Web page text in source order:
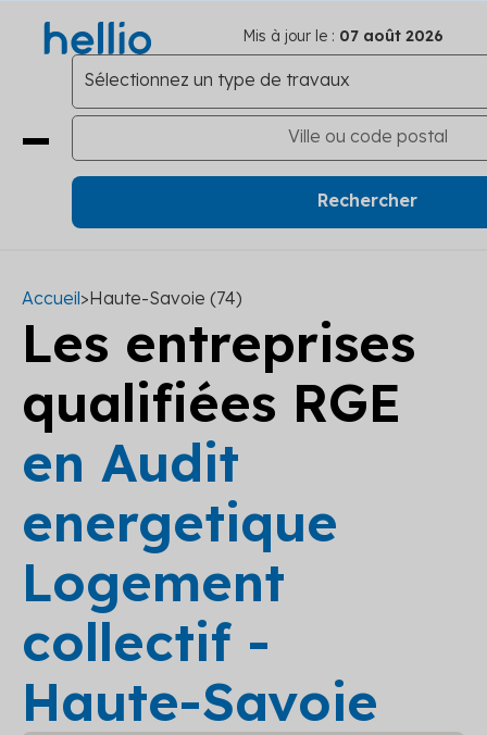
Mis à jour le : 07 août 2026
Accueil>Haute-Savoie (74)
Les entreprises
qualifiées RGE
en Audit
energetique
Logement
collectif -
Haute-Savoie